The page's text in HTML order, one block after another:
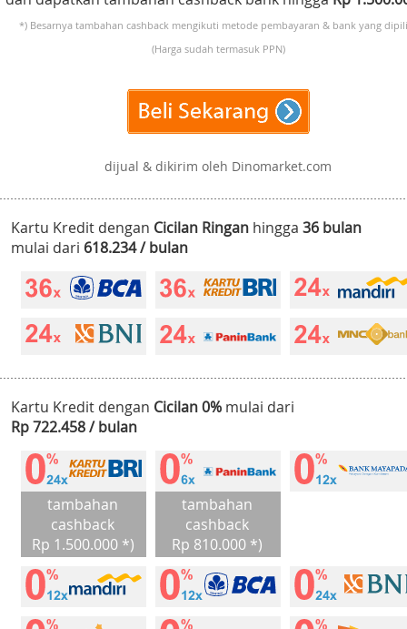
*) Besarnya tambahan cashback mengikuti metode pembayaran & bank yang
(Harga sudah termasuk PPN)
dijual & dikirim oleh Dinomarket.com
Kartu Kredit dengan Cicilan Ringan hingga 36 bulan
mulai dari 618.234 / bulan
Kartu Kredit dengan Cicilan 0% mulai dari
Rp 722.458 / bulan
tambahan
cashback
Rp 1.500.000 *)
tambahan
cashback
Rp 810.000 *)